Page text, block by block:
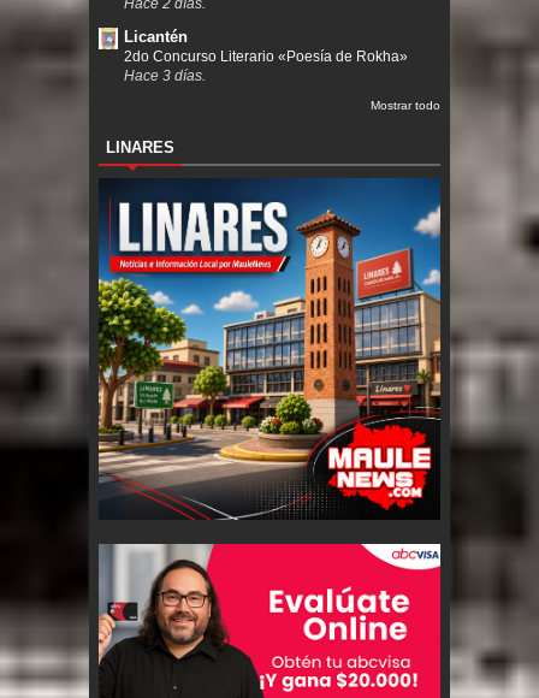
Licantén
2do Concurso Literario «Poesía de Rokha»
Hace 3 días.
Mostrar todo
LINARES